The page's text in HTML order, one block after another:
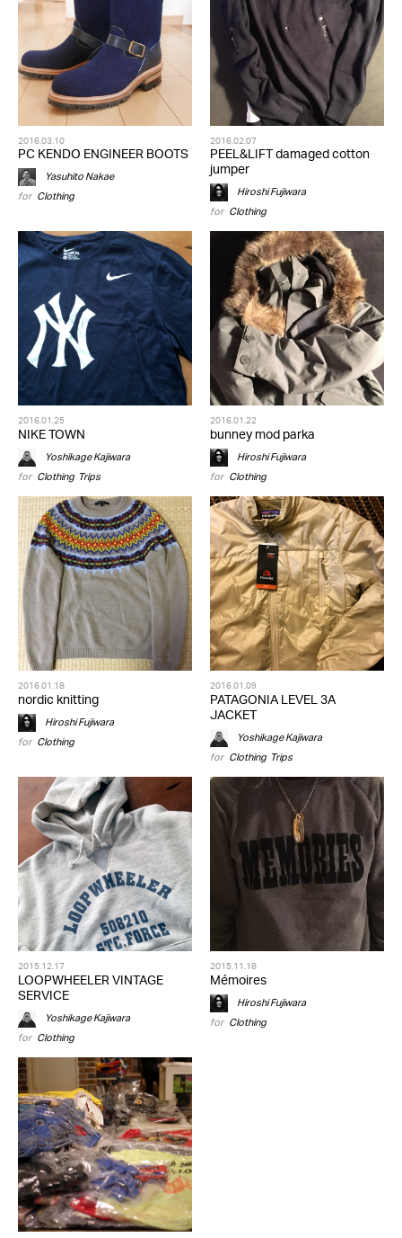
2016.03.10
PC KENDO ENGINEER BOOTS
Yasuhito Nakae
for Clothing
2016.02.07
PEEL&LIFT damaged cotton
jumper
Hiroshi Fujiwara
for Clothing
2016.01.25
NIKE TOWN
Yoshikage Kajiwara
for Clothing, Trips
2016.01.22
bunney mod parka
Hiroshi Fujiwara
for Clothing
2016.01.18
nordic knitting
Hiroshi Fujiwara
for Clothing
2016.01.09
PATAGONIA LEVEL 3A
JACKET
Yoshikage Kajiwara
for Clothing, Trips
2015.12.17
LOOPWHEELER VINTAGE
SERVICE
Yoshikage Kajiwara
for Clothing
2015.11.18
Mémoires
Hiroshi Fujiwara
for Clothing